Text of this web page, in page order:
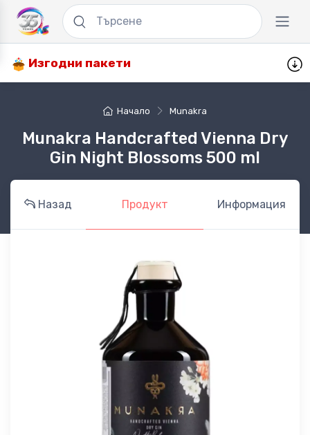
Изгодни пакети
Начало Munakra
Munakra Handcrafted Vienna Dry
Gin Night Blossoms 500 ml
Назад Продукт Информация